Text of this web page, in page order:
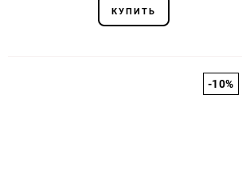
КУПИТЬ
-10%